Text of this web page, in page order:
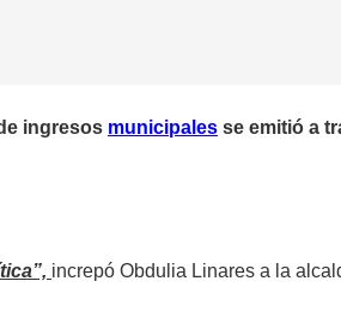
ingresos municipales se emitió a
increpó Obdulia Linares a la